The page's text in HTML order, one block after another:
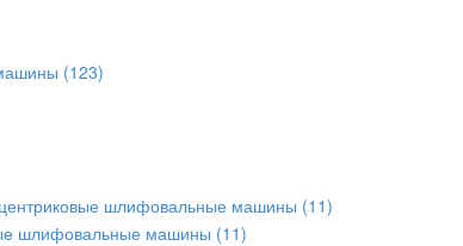
(123)
шлифовальные машины (11)
шлифовальные машины (11)